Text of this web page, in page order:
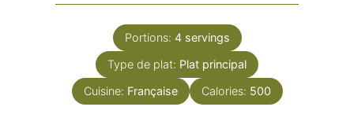
Portions: 4 servings
Type de plat: Plat principal
Cuisine: Française Calories: 500